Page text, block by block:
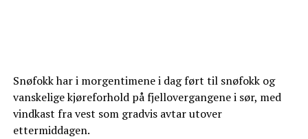
Snøfokk har i morgentimene i dag ført til snøfokk og
vanskelige kjøreforhold på fjellovergangene i sør, med
vindkast fra vest som gradvis avtar utover
ettermiddagen.